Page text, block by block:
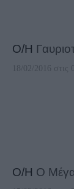
Ο/Η
18/02/2016 στις
Ο/Η Ο